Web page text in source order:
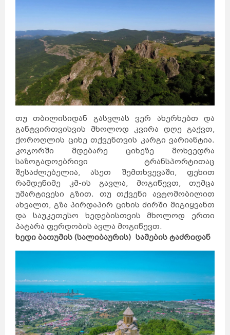
თუ თბილისიდან გასვლას ვერ ახერხებთ და
განტვირთვისვის მხოლოდ კვირა დღე გაქვთ,
ქოროღლის ციხე თქვენთვის კარგი ვარიანტია.
კოჯორში მდებარე ციხეზე მოხვედრა
საზოგადოებრივი ტრანსპორტითაც
შესაძლებელია, ასეთ შემთხვევაში, ფეხით
რამდენიმე კმ-ის გავლა, მოგიწევთ, თუმცა
უმარტივესი გზით. თუ თქვენი ავტომობილით
ახვალთ, გზა პირდაპირ ციხის ძირში მიგიყვანთ
და საუკეთესო ხედებისთვის მხოლოდ ერთი
პატარა ფერდობის ავლა მოგიწევთ.
ხედი ბათუმის (სალიბაურის) სამების ტაძრიდან